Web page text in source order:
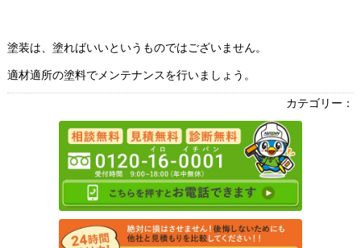
塗装は、塗ればいいというものではございません。
適材適所の塗料でメンテナンスを行いましょう。
カテゴリー：